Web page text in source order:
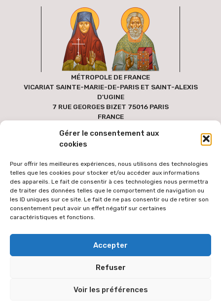
Gérer le consentement aux
cookies
Pour offrir les meilleures expériences, nous utilisons des technologies
telles que les cookies pour stocker et/ou accéder aux informations
des appareils. Le fait de consentir à ces technologies nous permettra
de traiter des données telles que le comportement de navigation ou
les ID uniques sur ce site. Le fait de ne pas consentir ou de retirer son
consentement peut avoir un effet négatif sur certaines
caractéristiques et fonctions.
Accepter
Refuser
Voir les préférences
MÉTROPOLE DE FRANCE
VICARIAT SAINTE-MARIE-DE-PARIS ET SAINT-ALEXIS
D'UGINE
7 RUE GEORGES BIZET 75016 PARIS
FRANCE
Pour faciliter l'accès au site par le plus grand nombre, les textes
des versions étrangères sont générées via une extension de
française. Le texte traduit peut donc comporter des erreurs de
L'équipe éditoriale vous remercie de votre compréhension.